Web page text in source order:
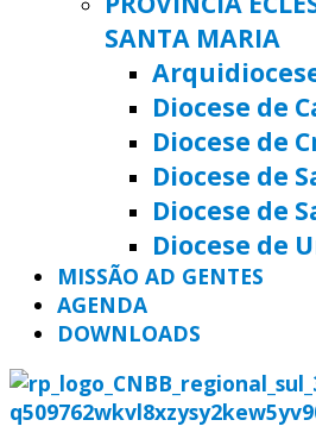
SANTA MARIA
Diocese de
Diocese de
Diocese de
Diocese de
Diocese de
MISSÃO AD GENTES
AGENDA
DOWNLOADS